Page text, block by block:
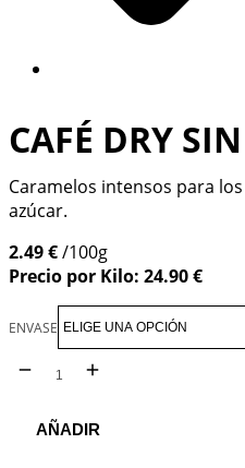
CAFÉ DRY
Caramelos intensos para
azúcar.
2.49 €/100g
Precio por Kilo: 24.90 €
ENVASE
AÑADIR